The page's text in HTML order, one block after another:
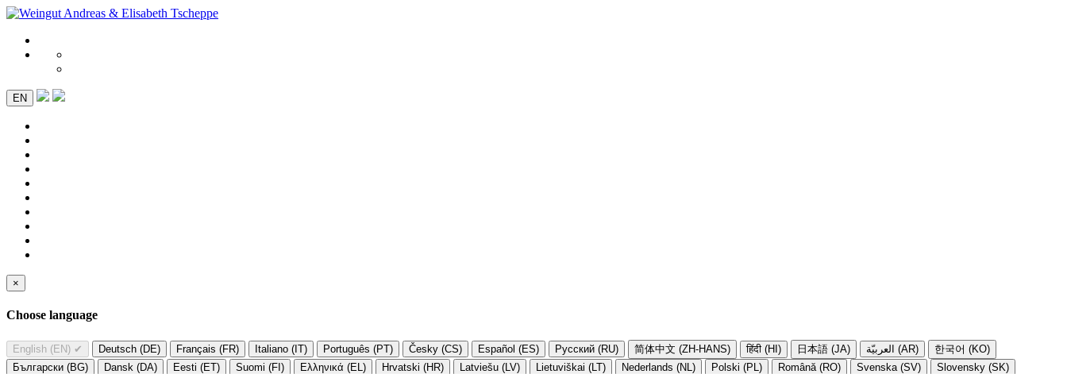
EN
×
Choose language
English (EN) ✔ Deutsch (DE) Français (FR) Italiano (IT) Português (PT) Česky (CS) Español (ES) Русский (RU) 简体中文 (ZH-HANS) हिंदी (HI) 日本語 (JA) العربيّة (AR)
한국어 (KO)
Български (BG)
Dansk (DA) Eesti (ET) Suomi (FI) Ελληνικά (EL) Hrvatski (HR) Latviešu (LV) Lietuviškai (LT) Nederlands (NL) Polski (PL) Română (RO) Svenska (SV)
Slovensky (SK)